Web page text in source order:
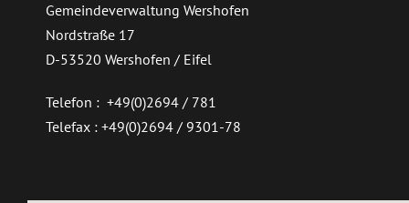
Gemeindeverwaltung Wershofen
Nordstraße 17
D-53520 Wershofen / Eifel
Telefon : +49(0)2694 / 781
Telefax : +49(0)2694 / 9301-78